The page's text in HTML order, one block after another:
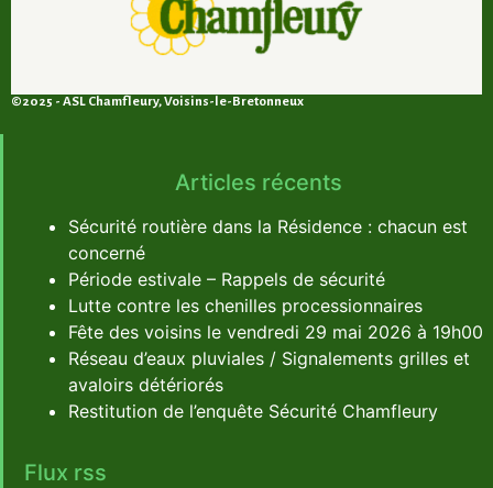
©2025 - ASL Chamfleury, Voisins-le-Bretonneux
Articles récents
Sécurité routière dans la Résidence : chacun est
concerné
Période estivale – Rappels de sécurité
Lutte contre les chenilles processionnaires
Fête des voisins le vendredi 29 mai 2026 à 19h00
Réseau d’eaux pluviales / Signalements grilles et
avaloirs détériorés
Restitution de l’enquête Sécurité Chamfleury
Flux rss